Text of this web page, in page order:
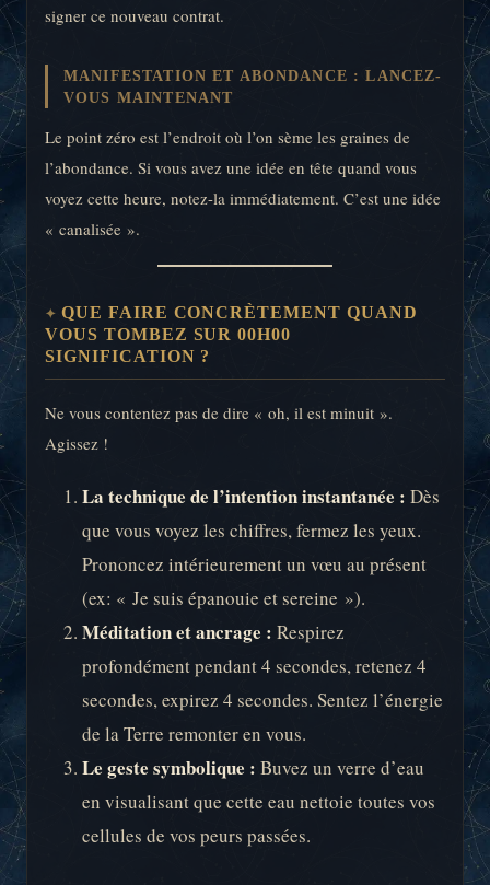
signer ce nouveau contrat.
MANIFESTATION ET ABONDANCE : LANCEZ-
VOUS MAINTENANT
Le point zéro est l’endroit où l’on sème les graines de
l’abondance. Si vous avez une idée en tête quand vous
voyez cette heure, notez-la immédiatement. C’est une idée
« canalisée ».
QUE FAIRE CONCRÈTEMENT QUAND
VOUS TOMBEZ SUR 00H00
SIGNIFICATION ?
Ne vous contentez pas de dire « oh, il est minuit ».
Agissez !
La technique de l’intention instantanée : Dès
que vous voyez les chiffres, fermez les yeux.
Prononcez intérieurement un vœu au présent
(ex: « Je suis épanouie et sereine »).
Méditation et ancrage : Respirez
profondément pendant 4 secondes, retenez 4
secondes, expirez 4 secondes. Sentez l’énergie
de la Terre remonter en vous.
Le geste symbolique : Buvez un verre d’eau
en visualisant que cette eau nettoie toutes vos
cellules de vos peurs passées.